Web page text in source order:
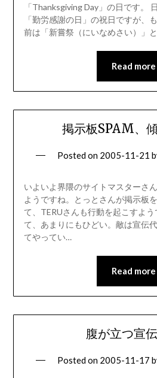
「Thanksgiving Day」の日です。
「勤労感謝の日」の祝日ですが、
前は「新嘗祭（にいなめさい）」
Read more
掲示板SPAM、
Posted on 2005-11-21
いよいよ界隈のサイトマスターさ
ようですね。とっとさんが掲示板
て、TERUさんも行動を起こすよ
て、あまりにもひどい。敵は宣伝
てやってい…
Read more
腹が立つ宣
Posted on 2005-11-17